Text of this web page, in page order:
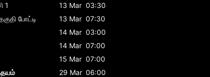
1 13 Mar 03:30
போட்டி 13 Mar 07:30
14 Mar 03:00
14 Mar 07:00
15 Mar 07:00
29 Mar 06:00